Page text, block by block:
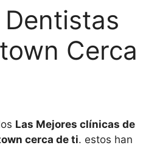
Cerca
Las Mejores clínicas de
cerca de ti. estos han